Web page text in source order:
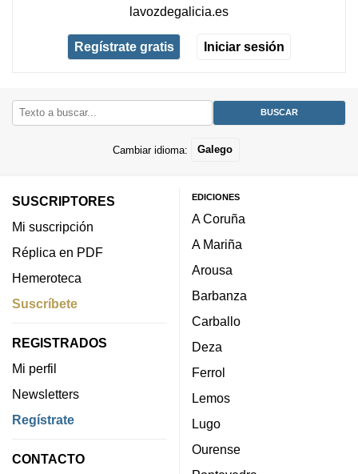
lavozdegalicia.es
Regístrate gratis Iniciar sesión
Cambiar idioma: Galego
SUSCRIPTORES
Mi suscripción
Réplica en PDF
Hemeroteca
Suscríbete
REGISTRADOS
Mi perfil
Newsletters
Regístrate
CONTACTO
EDICIONES
A Coruña
A Mariña
Arousa
Barbanza
Carballo
Deza
Ferrol
Lemos
Lugo
Ourense